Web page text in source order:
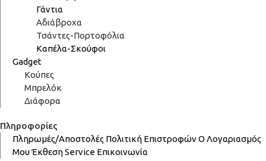
Γάντια
Αδιάβροχα
Τσάντες-Πορτοφόλια
Καπέλα-Σκούφοι
Gadget
Κούπες
Μπρελόκ
Διάφορα
Πληροφορίες
Πληρωμές/Αποστολές Πολιτική ΕπιστροφώνΟ Λογαριασμός
ΜουΈκθεσηService Επικοινωνία